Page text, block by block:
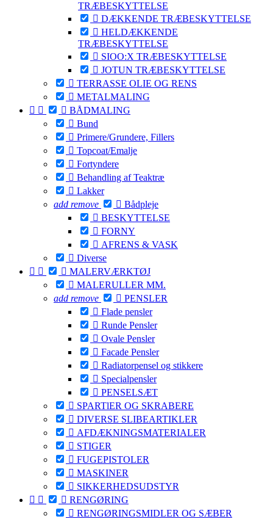
TRÆBESKYTTELSE
 DÆKKENDE TRÆBESKYTTELSE
 HELDÆKKENDE
TRÆBESKYTTELSE
 SIOO:X TRÆBESKYTTELSE
 JOTUN TRÆBESKYTTELSE
 TERRASSE OLIE OG RENS
 METALMALING
   BÅDMALING
 Bund
 Primere/Grundere, Fillers
 Topcoat/Emalje
 Fortyndere
 Behandling af Teaktræ
 Lakker
add remove  Bådpleje
 BESKYTTELSE
 FORNY
 AFRENS & VASK
 Diverse
   MALERVÆRKTØJ
 MALERULLER MM.
add remove  PENSLER
 Flade pensler
 Runde Pensler
 Ovale Pensler
 Facade Pensler
 Radiatorpensel og stikkere
 Specialpensler
 PENSELSÆT
 SPARTlER OG SKRABERE
 DIVERSE SLIBEARTIKLER
 AFDÆKNINGSMATERIALER
 STIGER
 FUGEPISTOLER
 MASKINER
 SIKKERHEDSUDSTYR
   RENGØRING
 RENGØRINGSMIDLER OG SÆBER